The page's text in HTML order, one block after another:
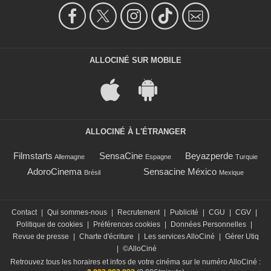
ALLOCINÉ SUR MOBILE
ALLOCINÉ À L'ÉTRANGER
Filmstarts Allemagne SensaCine Espagne Beyazperde Turquie
AdoroCinema Brésil Sensacine México Mexique
Contact Qui sommes-nous Recrutement Publicité CGU CGV
Politique de cookies
Préférences cookies Données Personnelles
Revue de presse
Charte d'écriture Les services AlloCiné
Gérer Utiq
©AlloCiné
Retrouvez tous les horaires et infos de votre cinéma sur le numéro AlloCiné :